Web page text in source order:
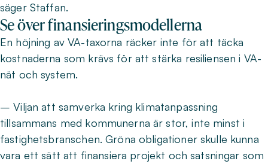
säger Staffan.
Se över finansieringsmodellerna
En höjning av VA-taxorna räcker inte för att täcka
kostnaderna som krävs för att stärka resiliensen i VA-
nät och system.
– Viljan att samverka kring klimatanpassning
tillsammans med kommunerna är stor, inte minst i
fastighetsbranschen. Gröna obligationer skulle kunna
vara ett sätt att finansiera projekt och satsningar som